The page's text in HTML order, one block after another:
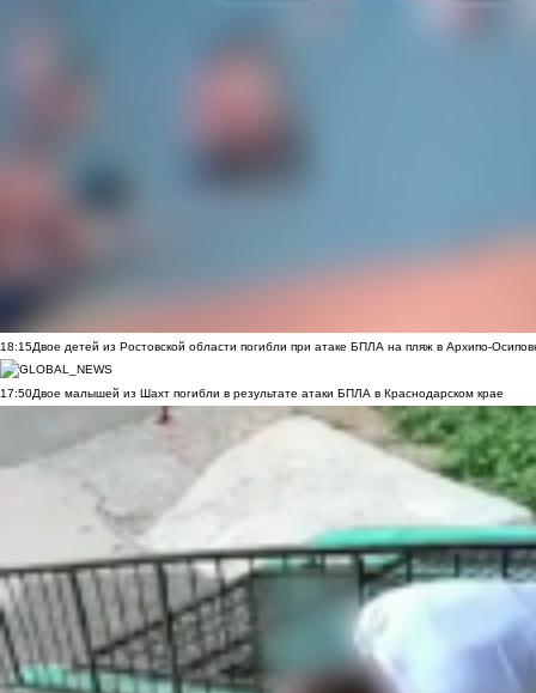
18:15Двое детей из Ростовской области погибли при атаке БПЛА на пляж в Архипо-
17:50Двое малышей из Шахт погибли в результате атаки БПЛА в Краснодарском крае